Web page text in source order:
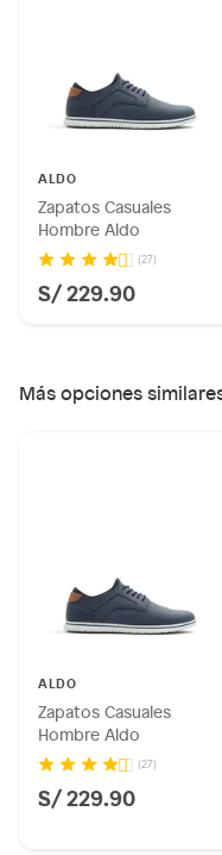
Productos que hayan
Baterías de auto.
Motocicletas y
ALDO
Zapatos Casuales
Hombre Aldo
(27)
S/ 229.90
Más opciones
ALDO
Zapatos Casuales
Hombre Aldo
(27)
S/ 229.90